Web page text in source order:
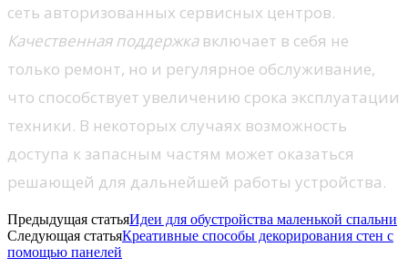
сеть авторизованных сервисных центров.
Качественная поддержкавключает в себя не
только ремонт, но и регулярное обслуживание,
что способствует увеличению срока эксплуатации
техники. В некоторых случаях возможность
доступа к запасным частям может оказаться
решающей для дальнейшей работы устройства.
Предыдущая статьяИдеи для обустройства маленькой спальни
Следующая статьяКреативные способы декорирования стен с
помощью панелей